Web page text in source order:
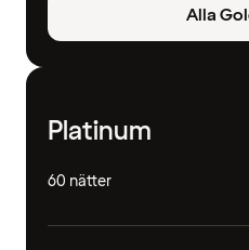
Alla
Platinum
60 nätter